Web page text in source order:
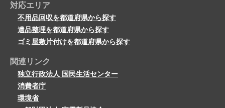
対応エリア
不用品回収を都道府県から探す
遺品整理を都道府県から探す
ゴミ屋敷片付けを都道府県から探す
関連リンク
独立行政法人 国民生活センター
消費者庁
環境省